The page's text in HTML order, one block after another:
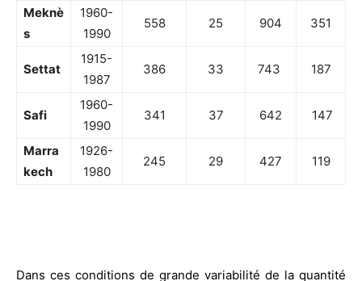
Meknè
s
1960-
1990
558 25 904 351
Settat
1915-
1987
386 33 743 187
Safi
1960-
1990
341 37 642 147
Marra
kech
1926-
1980
245 29 427 119
Dans ces conditions de grande variabilité de la quantité